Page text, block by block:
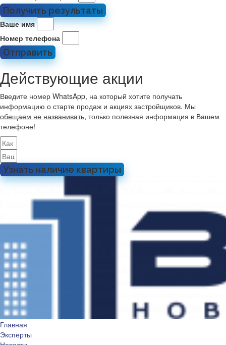
Получить результаты
Ваше имя
Номер телефона
Отправить
Действующие акции
Введите номер WhatsApp, на который хотите получать
информацию о старте продаж и акциях застройщиков. Мы
обещаем не названивать, только полезная информация в Вашем
телефоне!
Узнать наличие квартиры
Главная
Эксперты